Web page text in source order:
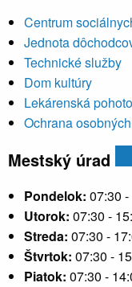
Centrum
Jednota
Technické služby
Dom kultúry
Lekárenská
Ochrana
Mestský úrad
Pondelok: 07:30
Utorok: 07:30 -
Streda: 07:30 -
Štvrtok: 07:30 -
Piatok: 07:30 -